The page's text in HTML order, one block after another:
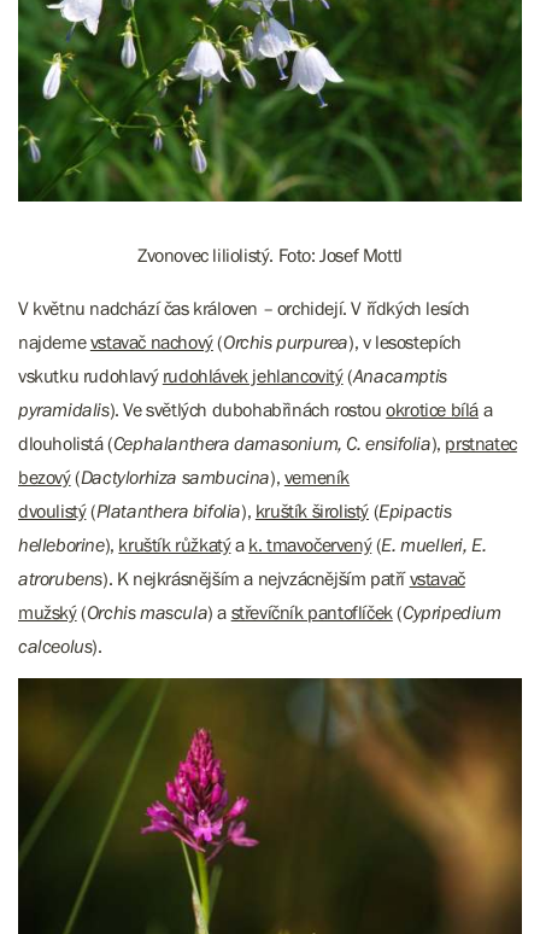
Zvonovec liliolistý. Foto: Josef Mottl
V květnu nadchází čas královen – orchidejí. V řídkých lesích
najdemevstavač nachový(Orchis purpurea), v lesostepích
vskutku rudohlavý rudohlávek jehlancovitý(Anacamptis
pyramidalis). Ve světlých dubohabřinách rostouokrotice bílá a
dlouholistá (Cephalanthera damasonium, C. ensifolia), prstnatec
bezový(Dactylorhiza sambucina), vemeník
dvoulistý(Platanthera bifolia), kruštík širolistý (Epipactis
helleborine), kruštík růžkatýa k. tmavočervený(E. muelleri, E.
atrorubens). K nejkrásnějším a nejvzácnějším patřívstavač
mužský(Orchis mascula) a střevíčník pantoflíček (Cypripedium
calceolus).